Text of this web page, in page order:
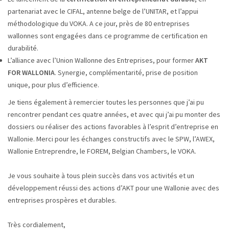
partenariat avec le CIFAL, antenne belge de l’UNITAR, et l’appui
méthodologique du VOKA. A ce jour, près de 80 entreprises
wallonnes sont engagées dans ce programme de certification en
durabilité.
L’alliance avec l’Union Wallonne des Entreprises, pour formerAKT
FOR WALLONIA. Synergie, complémentarité, prise de position
unique, pour plus d’efficience.
Je tiens également à remercier toutes les personnes que j’ai pu
rencontrer pendant ces quatre années, et avec qui j’ai pu monter des
dossiers ou réaliser des actions favorables à l’esprit d’entreprise en
Wallonie. Merci pour les échanges constructifs avec le SPW, l’AWEX,
Wallonie Entreprendre, le FOREM, Belgian Chambers, le VOKA.
Je vous souhaite à tous plein succès dans vos activités et un
développement réussi des actions d’AKT pour une Wallonie avec des
entreprises prospères et durables.
Très cordialement,